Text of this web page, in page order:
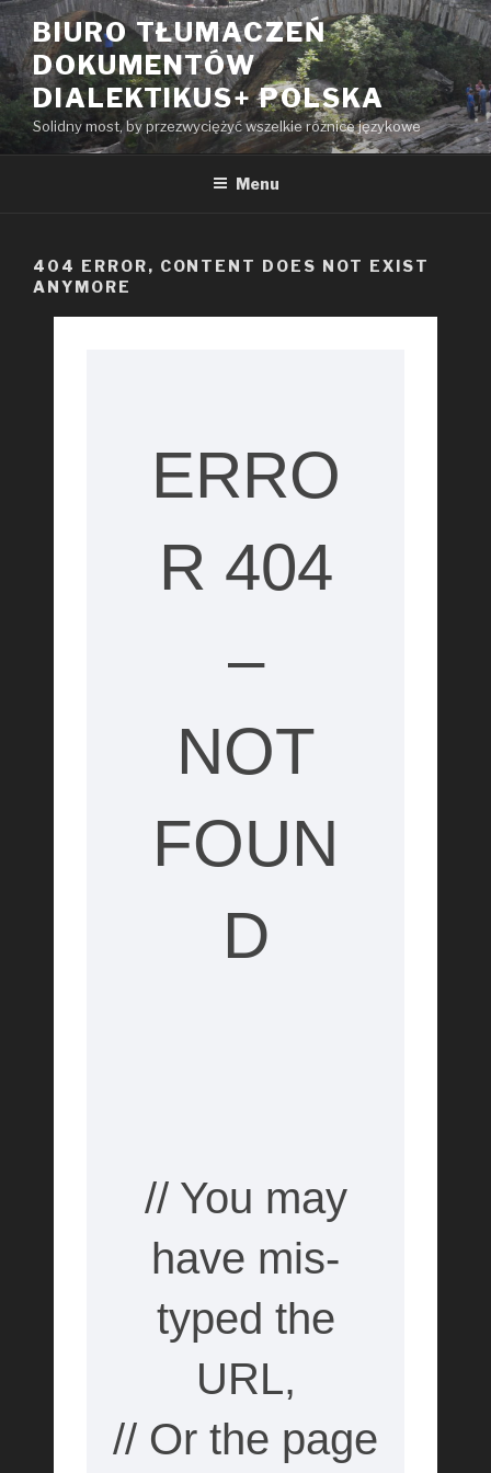
Przeskocz
do
treści
BIURO TŁUMACZEŃ
DOKUMENTÓW
DIALEKTIKUS+ POLSKA
Solidny most, by przezwyciężyć wszelkie różnice językowe
Menu
404 ERROR, CONTENT DOES NOT EXIST
ANYMORE
ERRO
R 404
–
NOT
FOUN
D
// You may
have mis-
typed the
URL,
// Or the page